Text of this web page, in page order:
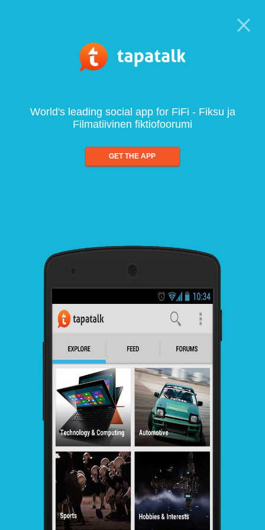
World's leading social app for FiFi - Fiksu ja
Filmatiivinen fiktiofoorumi
GET THE APP